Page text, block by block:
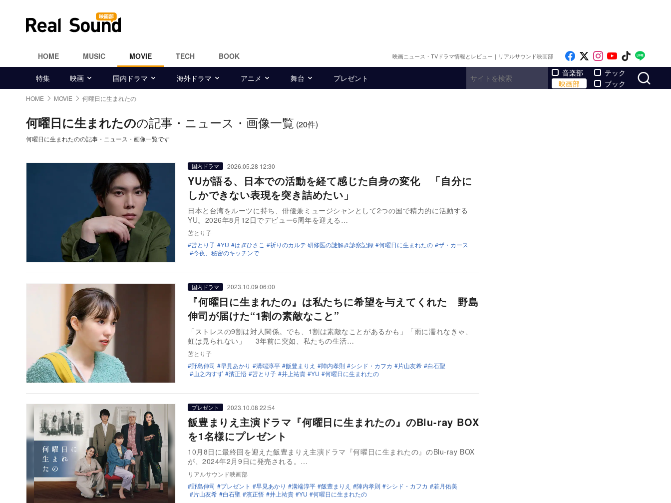
HOME MUSIC MOVIE TECH BOOK 映画ニュース・TVドラマ情報とレビュー｜リアルサウンド映画部 Like on Facebook
Follow on x
Follow on
Follow on
Follow
特集 映画 国内ドラマ 海外ドラマ アニメ 舞台 プレゼント
音楽部
映画部
テック
ブック
HOME MOVIE 何曜日に生まれたの
何曜日に生まれたのの記事・ニュース・画像一覧 (20件)
何曜日に生まれたのの記事・ニュース・画像一覧です
国内ドラマ 2026.05.28 12:30
YUが語る、日本での活動を経て感じた自身の変化 「自分に
しかできない表現を突き詰めたい」
日本と台湾をルーツに持ち、俳優兼ミュージシャンとして2つの国で精力的に活動する
YU。2026年8月12日でデビュー6周年を迎える…
苫とり子
苫とり子
YU はぎひさこ 祈りのカルテ 研修医の謎解き診察記録 何曜日に生まれたの
ザ・カース
今夜、秘密のキッチンで
国内ドラマ 2023.10.09 06:00
『何曜日に生まれたの』は私たちに希望を与えてくれた 野島
伸司が届けた“1割の素敵なこと”
「ストレスの9割は対人関係。でも、1割は素敵なことがあるかも」「雨に濡れなきゃ、
虹は見られない」 3年前に突如、私たちの生活…
苫とり子
野島伸司
早見あかり 溝端淳平 飯豊まりえ 陣内孝則 シシド・カフカ 片山友希
白石聖
山之内すず
濱正悟 苫とり子 井上祐貴 YU 何曜日に生まれたの
プレゼント 2023.10.08 22:54
飯豊まりえ主演ドラマ『何曜日に生まれたの』のBlu-ray BOX
を1名様にプレゼント
10月8日に最終回を迎えた飯豊まりえ主演ドラマ『何曜日に生まれたの』のBlu-ray BOX
が、2024年2月9日に発売される。…
リアルサウンド映画部
野島伸司
プレゼント 早見あかり 溝端淳平 飯豊まりえ 陣内孝則 シシド・カフカ
若月佑美
片山友希
白石聖 濱正悟 井上祐貴 YU 何曜日に生まれたの